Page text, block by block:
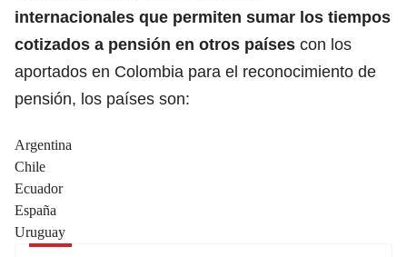
internacionales que permiten sumar los tiempos
cotizados a pensión en otros países con los
aportados en Colombia para el reconocimiento de
pensión, los países son:
Argentina
Chile
Ecuador
España
Uruguay